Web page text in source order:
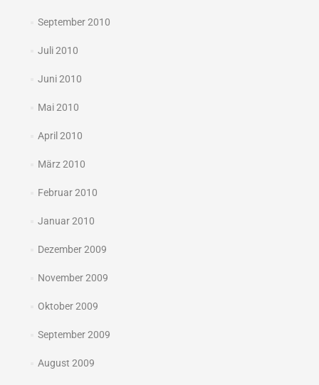
September 2010
Juli 2010
Juni 2010
Mai 2010
April 2010
März 2010
Februar 2010
Januar 2010
Dezember 2009
November 2009
Oktober 2009
September 2009
August 2009